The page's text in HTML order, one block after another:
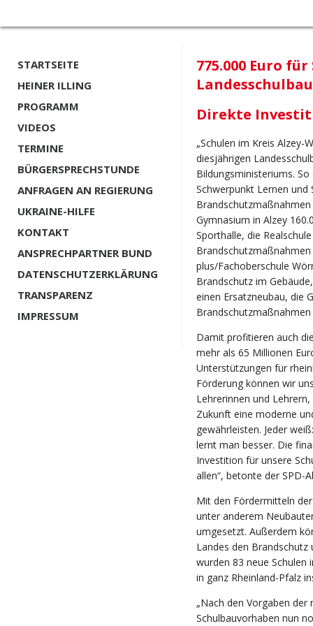
STARTSEITE
HEINER ILLING
PROGRAMM
VIDEOS
TERMINE
BÜRGERSPRECHSTUNDE
ANFRAGEN AN REGIERUNG
UKRAINE-HILFE
KONTAKT
ANSPRECHPARTNER BUND
DATENSCHUTZERKLÄRUNG
TRANSPARENZ
IMPRESSUM
775.000 Euro
Direkte
„Schulen im Kreis Alzey-
diesjährigen
Bildungsministeriums.
Schwerpunkt Lernen und
Gymnasium in Alzey
Sporthalle, die
plus/Fachoberschule
Brandschutz im
einen Ersatzneubau, die
Damit profitieren auch
mehr als 65 Millionen
Unterstützungen für
Förderung können wir
Lehrerinnen und
Zukunft eine moderne
gewährleisten. Jeder
lernt man besser. Die
Investition für unsere
allen“, betonte der SPD-
Mit den Fördermitteln
unter anderem
umgesetzt. Außerdem
Landes den Brandschutz
wurden 83 neue
in ganz Rheinland-Pfalz
„Nach den Vorgaben der
Schulbauvorhaben nun